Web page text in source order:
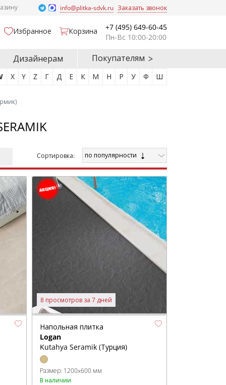
info@plitka-sdvk.ru Заказать звонок
Избранное Корзина
+7 (495) 649-60-45
Пн-Вс 10:00-20:00
Дизайнерам Покупателям
X Y Z Г Д Е К М Н Р У Ф Ш
Cортировка: по популярности
8 просмотров за 7 дней
Напольная плитка
Logan
Kutahya Seramik (Турция)
Размер: 1200x600 мм
В наличии